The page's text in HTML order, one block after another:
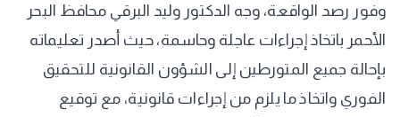
وفور رصد الواقعة، وجه الدكتور وليد البرقي محافظ البحر
الأحمر باتخاذ إجراءات عاجلة وحاسمة، حيث أصدر تعليماته
بإحالة جميع المتورطين إلى الشؤون القانونية للتحقيق
الفوري واتخاذ ما يلزم من إجراءات قانونية، مع توقيع